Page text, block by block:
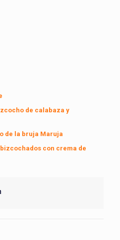
de calabaza y
de la bruja Maruja
con crema de